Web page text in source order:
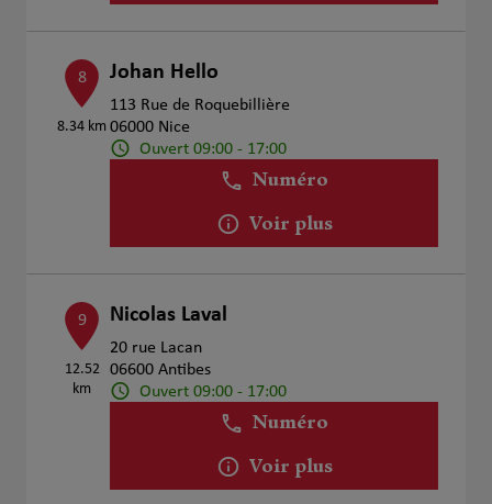
8
8.34 km
Johan Hello
113 Rue de Roquebillière
06000 Nice
Ouvert 09:00 - 17:00
Numéro
Voir plus
9
12.52
km
Nicolas Laval
20 rue Lacan
06600 Antibes
Ouvert 09:00 - 17:00
Numéro
Voir plus